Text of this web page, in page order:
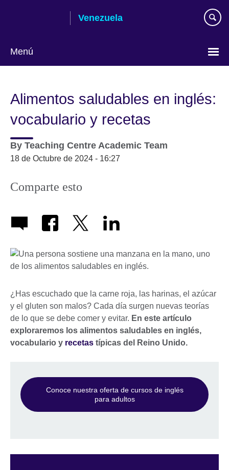
Venezuela
Menú
idioma
Alimentos saludables en inglés:
vocabulario y recetas
By Teaching Centre Academic Team
18 de Octubre de 2024 - 16:27
Comparte esto
¿Has escuchado que la carne roja, las harinas, el azúcar
y el gluten son malos? Cada día surgen nuevas teorías
de lo que se debe comer y evitar. En este artículo
exploraremos los alimentos saludables en inglés,
vocabulario y recetas típicas del Reino Unido.
Conoce nuestra oferta de cursos de inglés
para adultos